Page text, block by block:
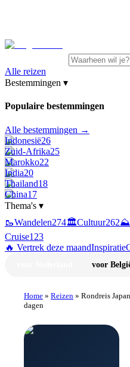
Alle reizen
Bestemmingen ▾
Populaire bestemmingen
Alle bestemmingen →
Indonesië26
Zuid-Afrika25
Marokko22
India20
Thailand18
China17
Thema's ▾
🥾Wandelen274🏛️Cultuur262⛰️
Cruise123
🔥 Vertrek deze maandInspiratie
voor
Home » Reizen » Rondreis
dagen